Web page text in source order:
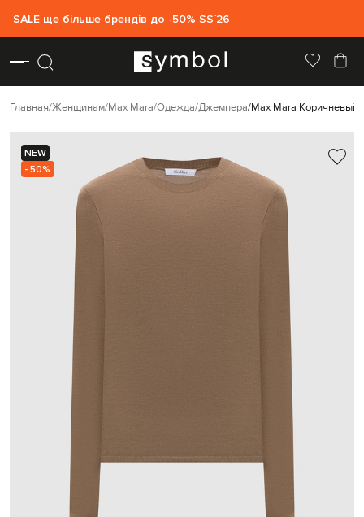
SALE ще більше брендів до -50% SS`26
Главная Женщинам Max Mara Одежда Джемпера Max Mara Коричневый
NEW
- 50%